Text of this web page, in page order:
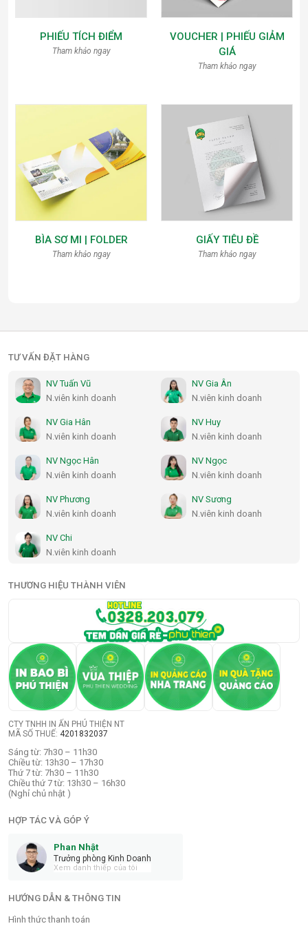
PHIẾU TÍCH ĐIỂM
Tham khảo ngay
VOUCHER | PHIẾU GIẢM
GIÁ
Tham khảo ngay
BÌA SƠ MI | FOLDER
Tham khảo ngay
GIẤY TIÊU ĐỀ
Tham khảo ngay
THƯƠNG HIỆU THÀNH VIÊN
CTY TNHH IN ẤN PHÚ THIỆN NT
MÃ SỐ THUẾ: 4201832037
Sáng từ: 7h30 – 11h30
Chiều từ: 13h30 – 17h30
Thứ 7 từ: 7h30 – 11h30
Chiều thứ 7 từ: 13h30 – 16h30
(Nghỉ chủ nhật )
HỢP TÁC VÀ GÓP Ý
Phan Nhật
Trưởng phòng Kinh Doanh
Xem danh thiếp của tôi
TƯ VẤN ĐẶT HÀNG
NV Tuấn Vũ
N.viên kinh doanh
NV Gia Ân
N.viên kinh doanh
NV Gia Hân
N.viên kinh doanh
NV Huy
N.viên kinh doanh
NV Ngọc Hân
N.viên kinh doanh
NV Ngọc
N.viên kinh doanh
NV Phương
N.viên kinh doanh
NV Sương
N.viên kinh doanh
NV Chi
N.viên kinh doanh
HƯỚNG DẪN & THÔNG TIN
Hình thức thanh toán